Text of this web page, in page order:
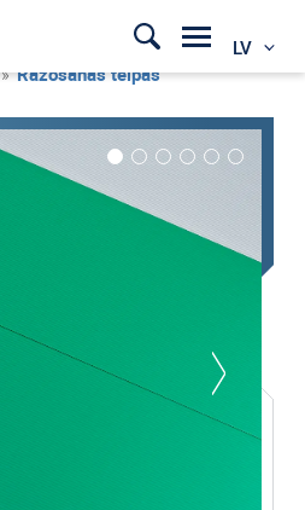
LV
»Ražošanas telpas